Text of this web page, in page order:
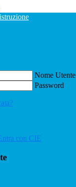
Nome Utente
Password
con CIE